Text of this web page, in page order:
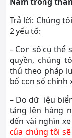
Trả lời: Chúng
2 yếu tố:
– Con số cụ thể
quyền, chúng
thủ theo pháp
bố con số chính
– Do dữ liệu
tăng lên hàng
đến vài nghìn
của chúng tôi